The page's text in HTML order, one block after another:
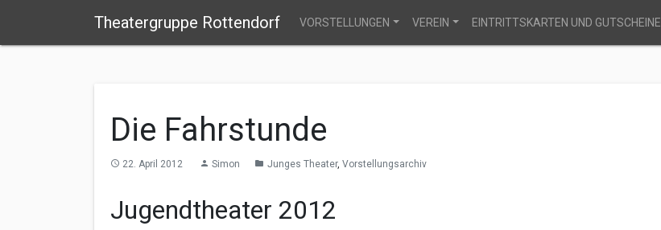
Theatergruppe Rottendorf VORSTELLUNGEN VEREIN EINTRITTSKARTEN UND GUTSCHEINE
Die Fahrstunde
access_time 22. April 2012 person Simon folder Junges Theater, Vorstellungsarchiv
Jugendtheater 2012